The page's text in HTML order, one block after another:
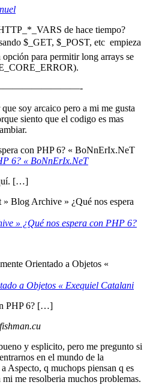
de hace tiempo?
$_GET, $_POST, etc  empieza
opción para permitir long arrays se
soy arcaico pero a mi me gusta
siento que el codigo es mas
6? « BoNnErIx.NeT
[…]
» ¿Qué nos espera con PHP 6?
a Objetos « Exequiel Catalani
PHP 6? […]
fishman.cu
y esplicito, pero me pregunto si
en el mundo de la
Aspecto, q muchops piensan q es
me resolberia muchos problemas.